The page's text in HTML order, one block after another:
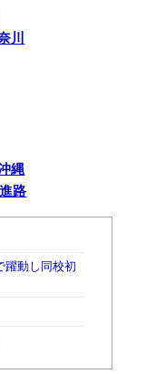
川
縄
路
躍動し同校初